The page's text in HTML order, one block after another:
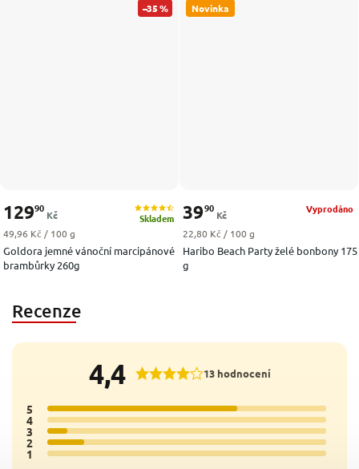
–35 %
Goldora jemné vánoční marcipánové
brambůrky 260g
Skladem
12990
Kč
Měrná cena:
49,96 Kč / 100 g
Novinka
Haribo Beach Party želé bonbony 175
g
Vyprodáno
3990
Kč
Měrná cena:
22,80 Kč / 100 g
Recenze
4,4 13 hodnocení
5 10x
4 0x
3 1x
2 2x
1 0x